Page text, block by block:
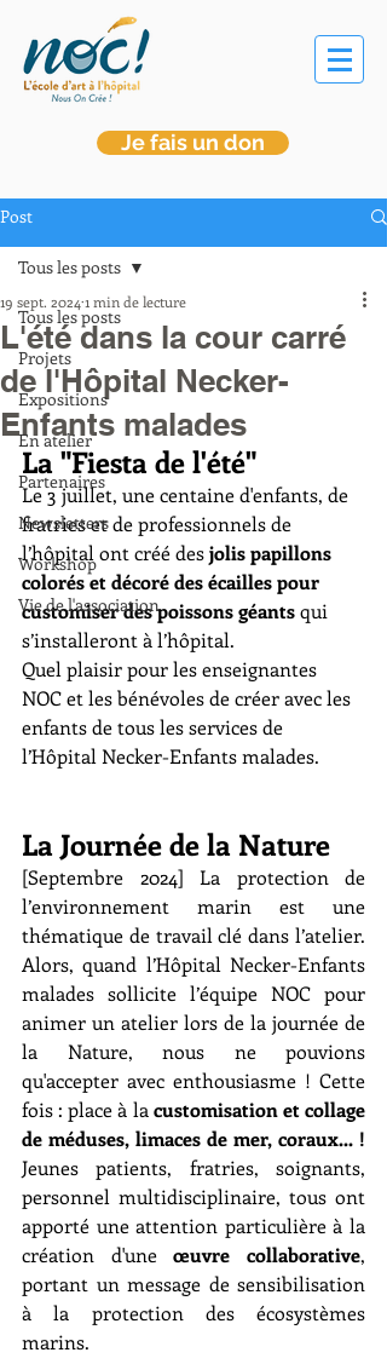
Je fais un don
Post
Tous les posts
Projets
Expositions
En atelier
Partenaires
Newsletters
Workshop
Vie de l'association
Tous les posts
L'été dans la cour carré
de l'Hôpital Necker-
Enfants malades
19 sept. 2024 1 min de lecture
La "Fiesta de l'été"
Le 3 juillet, une centaine d'enfants, de
fratries et de professionnels de
l’hôpital ont créé des jolis papillons
colorés et décoré des écailles pour
customiser des poissons géants qui
s’installeront à l’hôpital.
Quel plaisir pour les enseignantes
NOC et les bénévoles de créer avec les
enfants de tous les services de
l’Hôpital Necker-Enfants malades.
La Journée de la Nature
[Septembre 2024] La protection de
l’environnement marin est une
thématique de travail clé dans l’atelier.
Alors, quand l’Hôpital Necker-Enfants
malades sollicite l’équipe NOC pour
animer un atelier lors de la journée de
la Nature, nous ne pouvions
qu'accepter avec enthousiasme ! Cette
fois : place à la customisation et collage
Jeunes patients, fratries, soignants,
personnel multidisciplinaire, tous ont
apporté une attention particulière à la
création d'une œuvre collaborative,
portant un message de sensibilisation
à la protection des écosystèmes
marins.